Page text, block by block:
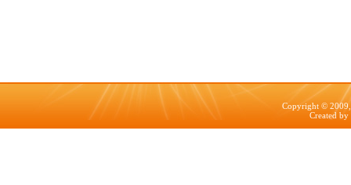
Copyright ©
Created by